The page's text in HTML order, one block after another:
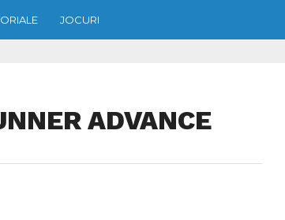
JOCURI
ADVANCE